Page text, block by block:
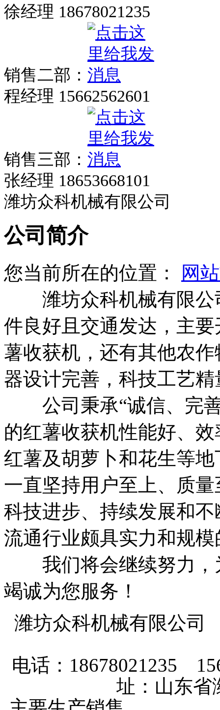
徐经理 18678021235
销售二部：
程经理 15662562601
销售三部：
张经理 18653668101
潍坊众科机械有限公司
公司简介
您当前所在的位置：
网
潍坊众科机械有限公
件良好且交通发达，主
薯收获机，还有其他农
器设计完善，科技工艺
公司秉承“诚信、完善
的红薯收获机性能好、
红薯及胡萝卜和花生等
一直坚持用户至上、质
科技进步、持续发展和
流通行业颇具实力和规
我们将会继续努力，
竭诚为您服务！
潍坊众科机械有限公
电话：18678021235
址：山东省